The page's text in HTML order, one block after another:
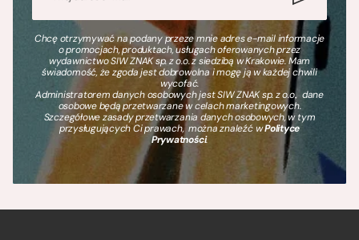
Chcę otrzymywać na podany przeze mnie adres e-mail informacje
o promocjach, produktach, usługach oferowanych przez
wydawnictwo SIW ZNAK sp. z o.o. z siedzibą w Krakowie. Mam
świadomość, że zgoda jest dobrowolna i mogę ją w każdej chwili
wycofać.
Administratorem danych osobowych jest SIW ZNAK sp. z o.o., dane
osobowe będą przetwarzane w celach marketingowych.
Szczegółowe zasady przetwarzania danych osobowych, w tym
przysługujących Ci prawach, można znaleźć wPolityce
Prywatności.